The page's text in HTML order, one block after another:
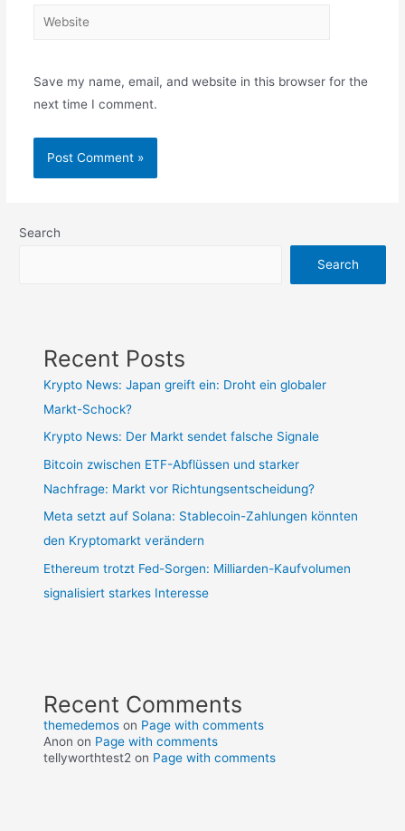
Website
Save my name, email, and website in this browser for the
next time I comment.
Search
Search
Recent Posts
Krypto News: Japan greift ein: Droht ein globaler
Markt-Schock?
Krypto News: Der Markt sendet falsche Signale
Bitcoin zwischen ETF-Abflüssen und starker
Nachfrage: Markt vor Richtungsentscheidung?
Meta setzt auf Solana: Stablecoin-Zahlungen könnten
den Kryptomarkt verändern
Ethereum trotzt Fed-Sorgen: Milliarden-Kaufvolumen
signalisiert starkes Interesse
Recent Comments
themedemos on Page with comments
Anon on Page with comments
tellyworthtest2 on Page with comments